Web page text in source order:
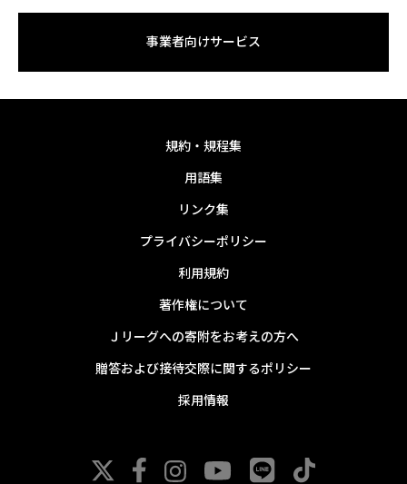
事業者向けサービス
規約・規程集
用語集
リンク集
プライバシーポリシー
利用規約
著作権について
Ｊリーグへの寄附をお考えの方へ
贈答および接待交際に関するポリシー
採用情報